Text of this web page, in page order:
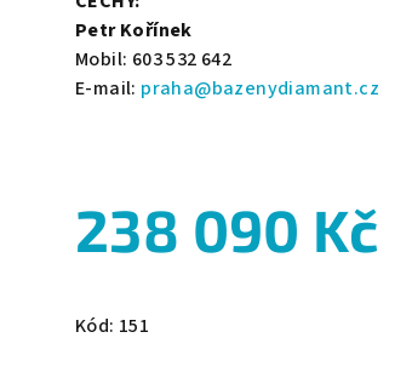
Petr Kořínek
Mobil: 603 532 642
E-mail: praha@bazenydiamant.cz
238 090 Kč
cena:
Kód: 151